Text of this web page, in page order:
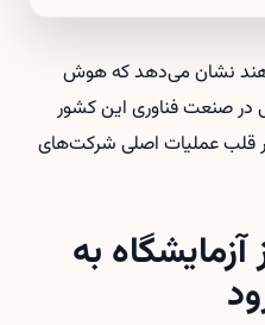
هند نشان می‌دهد که هوش
در صنعت فناوری این کشور
قلب عملیات اصلی شرکت‌های
به